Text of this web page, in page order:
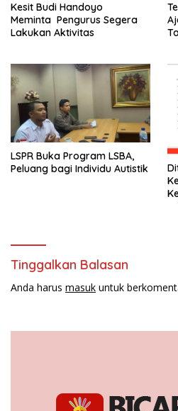
Kesit Budi Handoyo
Meminta Pengurus Segera
Lakukan Aktivitas
LSPR Buka Program LSBA,
Peluang bagi Individu Autistik
Tinggalkan Balasan
Anda harus masuk untuk